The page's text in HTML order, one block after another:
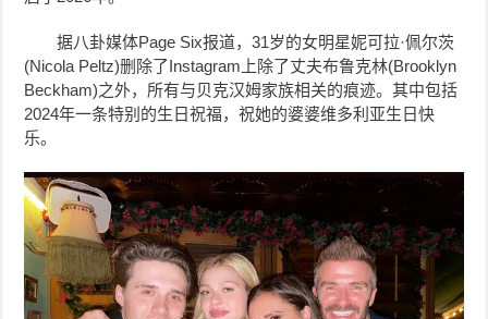
据八卦媒体Page Six报道，31岁的女明星妮可拉·佩尔茨
(Nicola Peltz)删除了Instagram上除了丈夫布鲁克林(Brooklyn
Beckham)之外，所有与贝克汉姆家族相关的痕迹。其中包括
2024年一条特别的生日祝福，祝她的婆婆维多利亚生日快
乐。